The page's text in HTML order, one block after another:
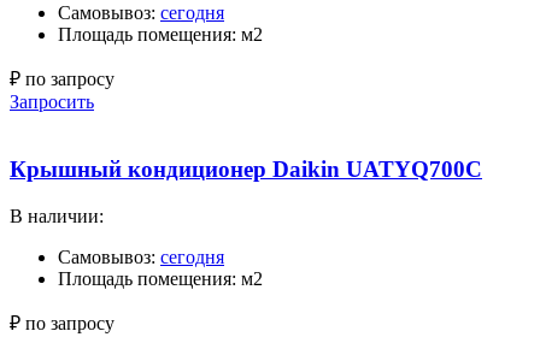
Самовывоз: сегодня
Площадь помещения: м2
₽ по запросу
Запросить
Крышный кондиционер Daikin UATYQ700C
В наличии:
Самовывоз: сегодня
Площадь помещения: м2
₽ по запросу